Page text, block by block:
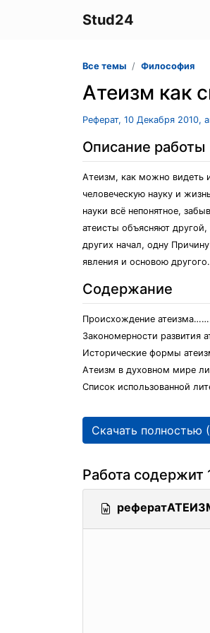
Stud24
Все темы Философия
Атеизм как
Реферат, 10 Декабря 2010,
Описание работы
Атеизм, как можно видеть
человеческую науку и
науки всё непонятное,
атеисты объясняют
других начал, одну
явления и основою
Содержание
Происхождение
Закономерности
Исторические формы
Атеизм в духовном мире
Список
Скачать полностью
Работа содержит